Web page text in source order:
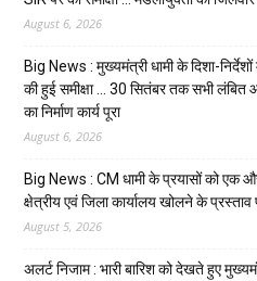
August 6, 2026
Big News : मुख्यमंत्री धामी के दिशा-
की हुई समीक्षा … 30 सितंबर तक सभी
का निर्माण कार्य पूरा
August 6, 2026
Big News : CM धामी के प्रयासों को एक
क्षेत्रीय एवं जिला कार्यालय खोलने के
August 5, 2026
अलर्ट निजाम : भारी बारिश को देखते हुए